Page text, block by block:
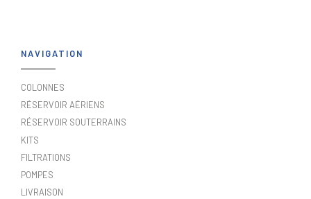
NAVIGATION
COLONNES
RÉSERVOIR AÉRIENS
RÉSERVOIR SOUTERRAINS
KITS
FILTRATIONS
POMPES
LIVRAISON